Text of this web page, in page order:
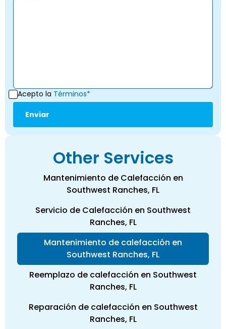
Acepto la Términos*
Other Services
Mantenimiento de Calefacción en
Southwest Ranches, FL
Servicio de Calefacción en Southwest
Ranches, FL
Mantenimiento de calefacción en
Southwest Ranches, FL
Reemplazo de calefacción en Southwest
Ranches, FL
Reparación de calefacción en Southwest
Ranches, FL